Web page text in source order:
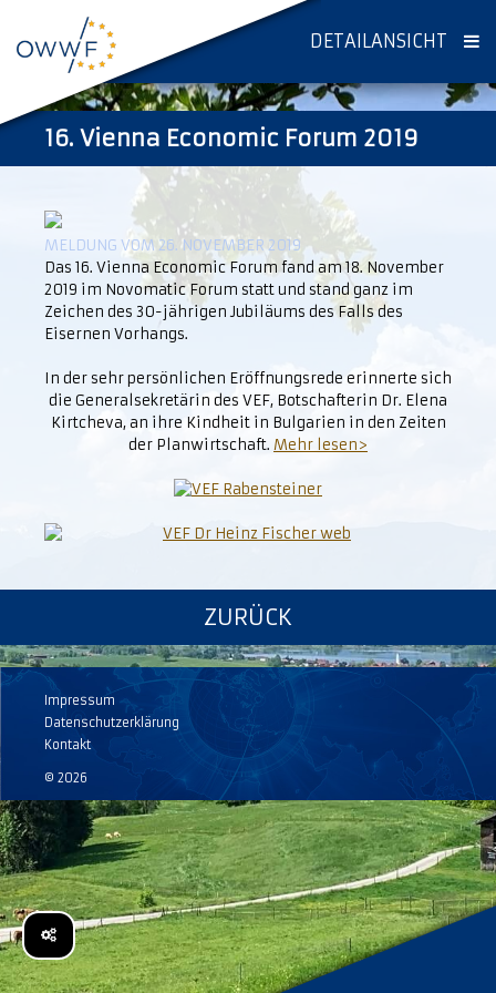
DETAILANSICHT
16. Vienna Economic Forum 2019
MELDUNG VOM 26. NOVEMBER 2019
Das 16. Vienna Economic Forum fand am 18. November
2019 im Novomatic Forum statt und stand ganz im
Zeichen des 30-jährigen Jubiläums des Falls des
Eisernen Vorhangs.
In der sehr persönlichen Eröffnungsrede erinnerte sich
die Generalsekretärin des VEF, Botschafterin Dr. Elena
Kirtcheva, an ihre Kindheit in Bulgarien in den Zeiten
der Planwirtschaft. Mehr lesen>
ZURÜCK
Impressum
Datenschutzerklärung
Kontakt
© 2026